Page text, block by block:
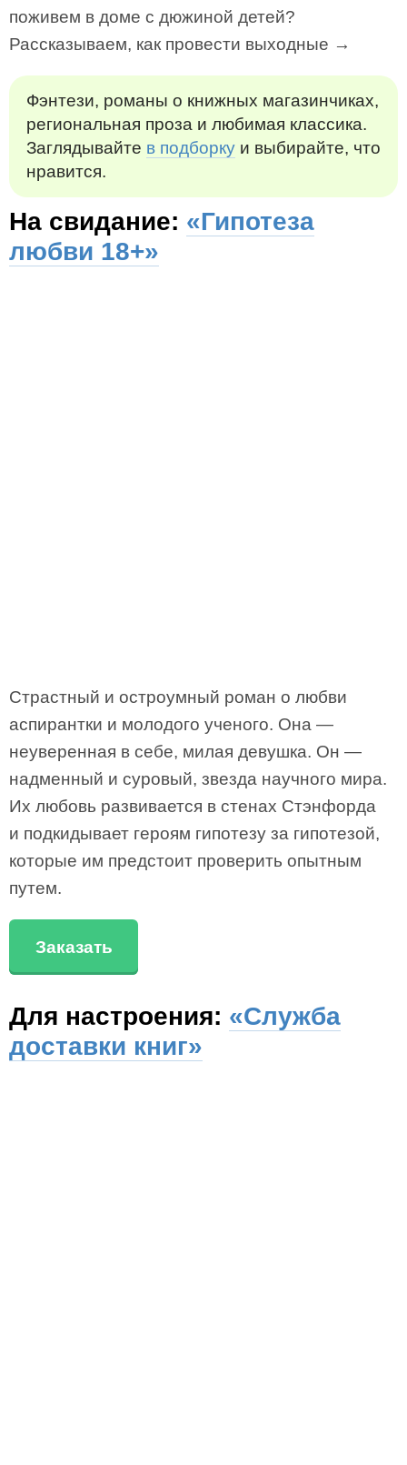
поживем в доме с дюжиной детей?
Рассказываем, как провести выходные →
Фэнтези, романы о книжных магазинчиках,
региональная проза и любимая классика.
Заглядывайте в подборку и выбирайте, что
нравится.
На свидание: «Гипотеза
любви 18+»
Страстный и остроумный роман о любви
аспирантки и молодого ученого. Она —
неуверенная в себе, милая девушка. Он —
надменный и суровый, звезда научного мира.
Их любовь развивается в стенах Стэнфорда
и подкидывает героям гипотезу за гипотезой,
которые им предстоит проверить опытным
путем.
Заказать
Для настроения: «Служба
доставки книг»